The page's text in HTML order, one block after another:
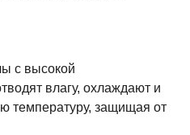
с высокой
влагу, охлаждают и
температуру, защищая от